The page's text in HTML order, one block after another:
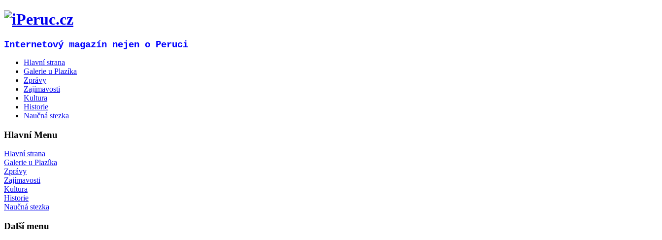
Internetový magazín nejen o Peruci
Hlavní strana
Galerie u Plazíka
Zprávy
Zajímavosti
Kultura
Historie
Naučná stezka
Hlavní Menu
Hlavní strana
Galerie u Plazíka
Zprávy
Zajímavosti
Kultura
Historie
Naučná stezka
Další menu